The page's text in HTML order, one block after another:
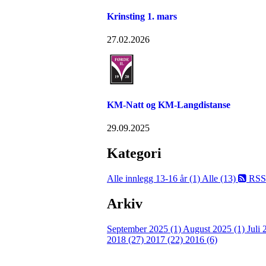
Krinsting 1. mars
27.02.2026
KM-Natt og KM-Langdistanse
29.09.2025
Kategori
Alle innlegg 13-16 år (1) Alle (13) RSS
Arkiv
September 2025 (1) August 2025 (1) Juli
2018 (27) 2017 (22) 2016 (6)